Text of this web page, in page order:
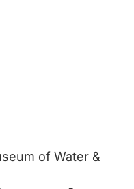
of Water &